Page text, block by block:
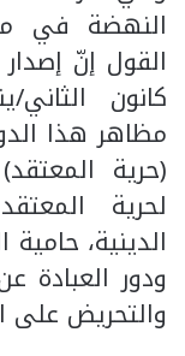
النهضة في
مظاهر هذا
(حرية
لحرية
الدينية،
ودور العبادة
والتحريض على